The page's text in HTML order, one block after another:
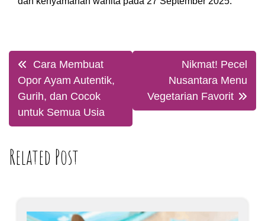
Post
navigation
Cara Membuat
Opor Ayam Autentik,
Gurih, dan Cocok
untuk Semua Usia
Nikmat! Pecel
Nusantara Menu
Vegetarian Favorit
Related Post